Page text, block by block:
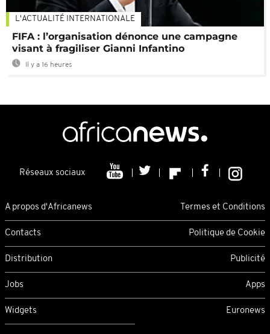
L'ACTUALITÉ INTERNATIONALE
FIFA : l’organisation dénonce une campagne
visant à fragiliser Gianni Infantino
Il y a 16 heures
Réseaux sociaux
A propos d'Africanews Termes et Conditions
Contacts Politique de Cookie
Distribution Publicité
Jobs Apps
Widgets Euronews